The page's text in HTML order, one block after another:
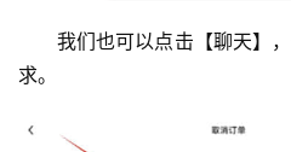
我们也可以点击【聊天】
求。